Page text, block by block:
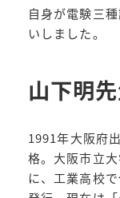
自身が電験三
いしました。
山下明
1991年大阪府
格。大阪市立
に、工業高校